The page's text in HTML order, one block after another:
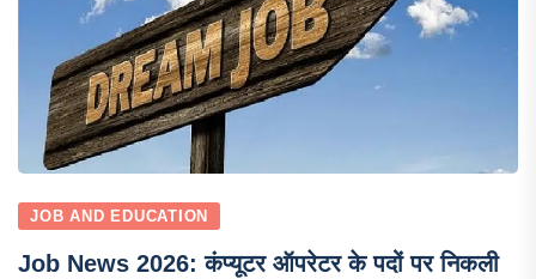
JOB AND EDUCATION
Job News 2026: कंप्यूटर ऑपरेटर के पदों पर निकली